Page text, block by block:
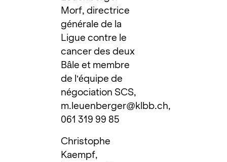
Morf, directrice
générale de la
Ligue contre le
cancer des deux
Bâle et membre
de l’équipe de
négociation SCS,
m.leuenberger@klbb.ch,
061 319 99 85
Christophe
Kaempf,